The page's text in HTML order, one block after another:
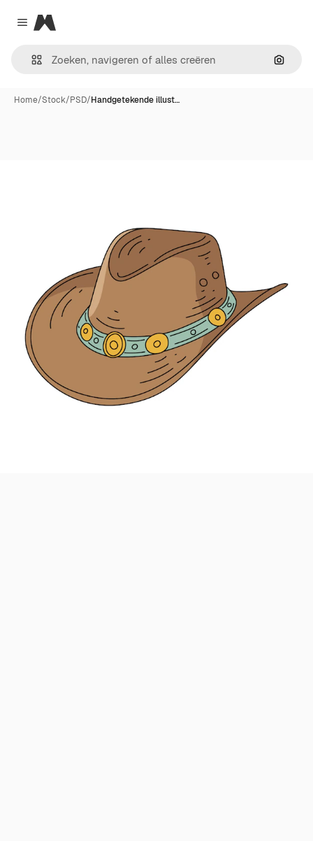
Close menu
Magnific
Home/Stock/PSD/Handgetekende illust…